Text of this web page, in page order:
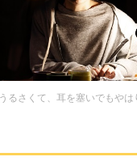
るさくて、耳を塞いでもやは